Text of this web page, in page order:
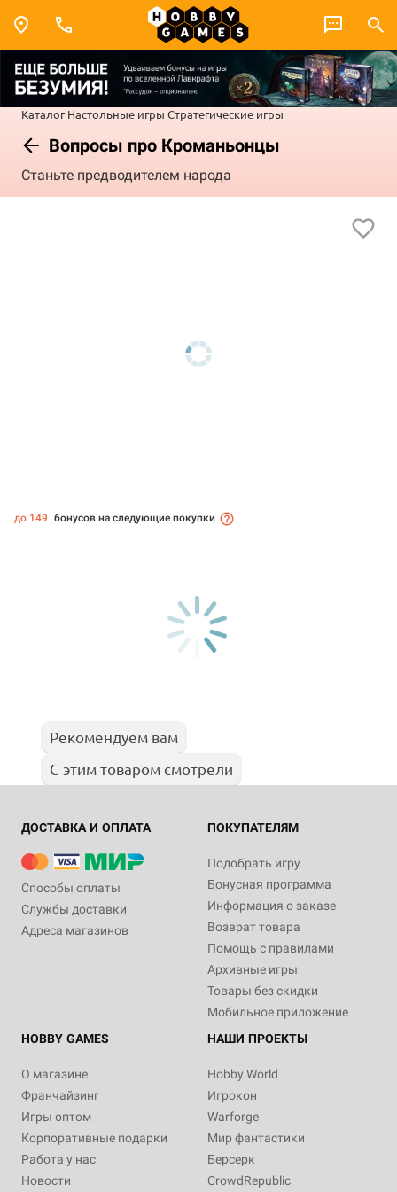
Каталог Настольные игры Стратегические игры
Вопросы про Кроманьонцы
Станьте предводителем народа
до 149 бонусов на следующие покупки
Рекомендуем вам
С этим товаром смотрели
ДОСТАВКА И ОПЛАТА
Способы оплаты
Службы доставки
Адреса магазинов
ПОКУПАТЕЛЯМ
Подобрать игру
Бонусная программа
Информация о заказе
Возврат товара
Помощь с правилами
Архивные игры
Товары без скидки
Мобильное приложение
HOBBY GAMES
О магазине
Франчайзинг
Игры оптом
Корпоративные подарки
Работа у нас
Новости
НАШИ ПРОЕКТЫ
Hobby World
Игрокон
Warforge
Мир фантастики
Берсерк
CrowdRepublic